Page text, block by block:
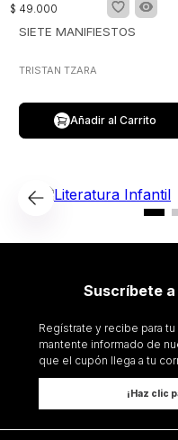
$ 49.000
SIETE MANIFIESTOS
TRISTAN TZARA
Añadir al Carrito
Suscríbete
Regístrate y recibe para
mantente informado de
que el cupón llega a tu
¡Haz clic